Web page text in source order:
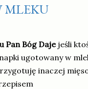
MLEKU
Pan Bóg Daje jeśli
ugotowany w
inaczej